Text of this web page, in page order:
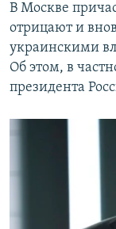
В Москве
отрицают и
украинскими
Об этом, в
президента